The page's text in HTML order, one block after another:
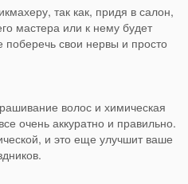
так как, придя в салон,
мастера или к нему будет
свои нервы и просто
волос и химическая
очень аккуратно и правильно.
и это еще улучшит ваше